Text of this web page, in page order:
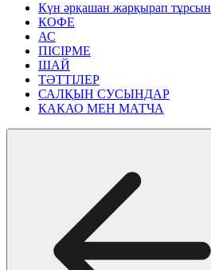
Күн әрқашан жарқырап тұрсын
КОФЕ
АС
ПІСІРМЕ
ШАЙ
ТӘТТІЛЕР
САЛҚЫН СУСЫНДАР
КАКАО МЕН МАТЧА